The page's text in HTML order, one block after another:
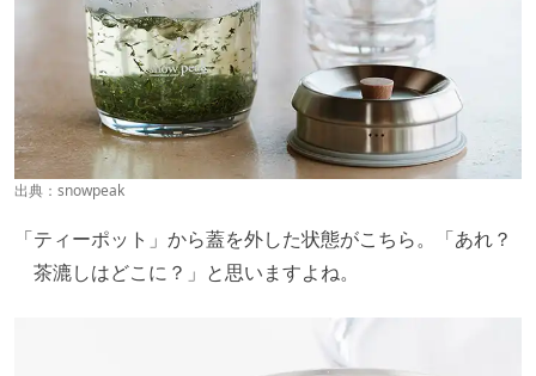
出典： snowpeak
「ティーポット」から蓋を外した状態がこちら。「あれ？
茶漉しはどこに？」と思いますよね。